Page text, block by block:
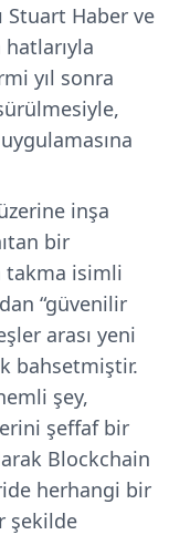
Stuart Haber ve
yıl sonra
inşa
bir
takma isimli
“güvenilir
arası yeni
bahsetmiştir.
şey,
şeffaf bir
Blockchain
herhangi bir
şekilde